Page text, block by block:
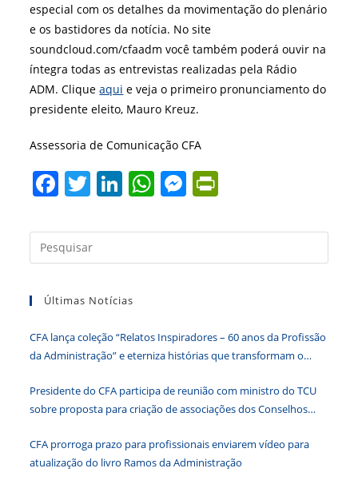
especial com os detalhes da movimentação do plenário
e os bastidores da notícia. No site
soundcloud.com/cfaadm você também poderá ouvir na
íntegra todas as entrevistas realizadas pela Rádio
ADM. Cliqueaqui e veja o primeiro pronunciamento do
presidente eleito, Mauro Kreuz.
Assessoria de Comunicação CFA
F
c
e
o
o
k
T
itt
er
Li
k
e
n
W
at
s
p
M
ss
e
er
tF
ri
dl
y
a
Últimas Notícias
CFA lança coleção “Relatos Inspiradores – 60 anos da Profissão
da Administração” e eterniza histórias que transformam o
Presidente do CFA participa de reunião com ministro do TCU
sobre proposta para criação de associações dos Conselhos
CFA prorroga prazo para profissionais enviarem vídeo para
atualização do livro Ramos da Administração